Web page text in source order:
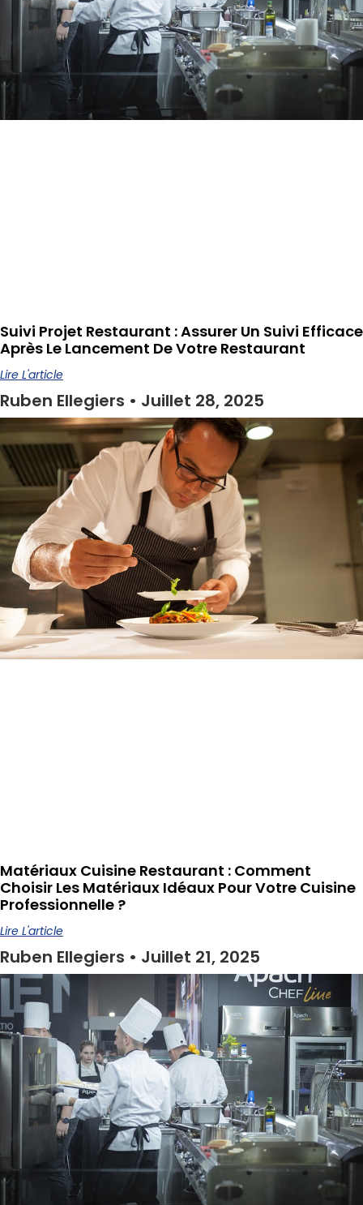
Suivi Projet Restaurant : Assurer Un Suivi Efficace
Après Le Lancement De Votre Restaurant
Lire L'article
Ruben Ellegiers Juillet 28, 2025
Matériaux Cuisine Restaurant : Comment
Choisir Les Matériaux Idéaux Pour Votre Cuisine
Professionnelle ?
Lire L'article
Ruben Ellegiers Juillet 21, 2025